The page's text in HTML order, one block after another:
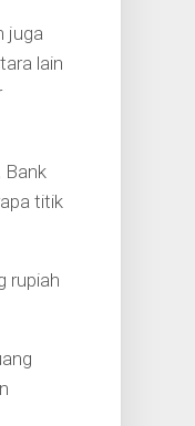
juga
lain
Bank
titik
rupiah